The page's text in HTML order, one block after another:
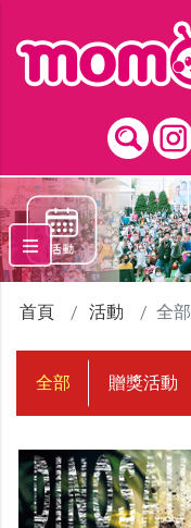
首頁 活動 全部
全部 贈獎活動